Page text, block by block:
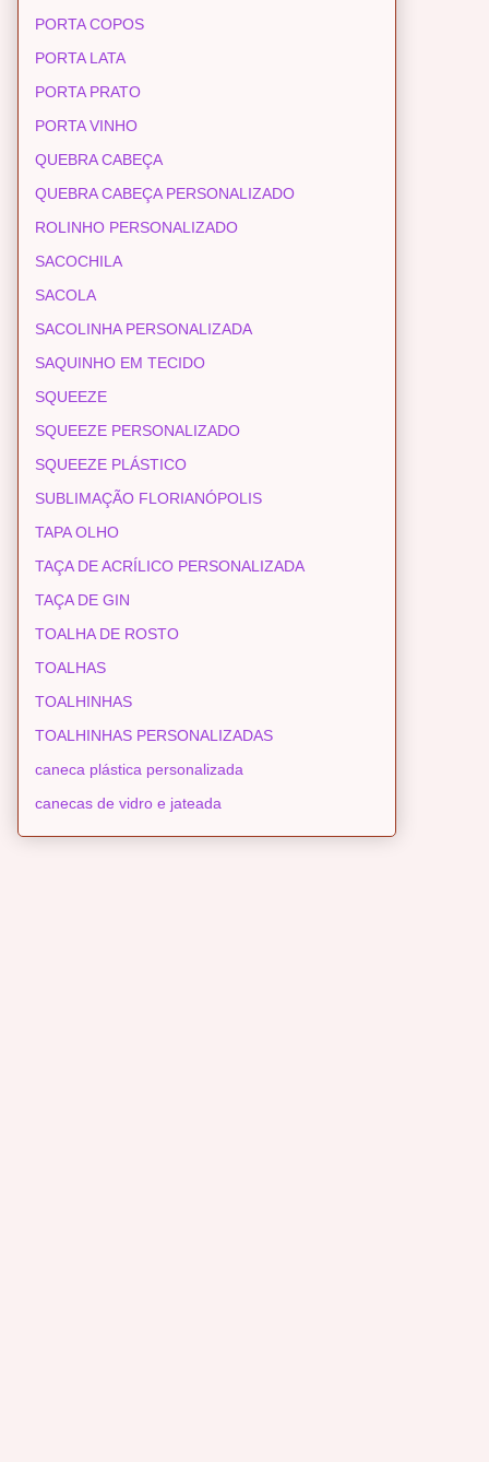
PORTA COPOS
PORTA LATA
PORTA PRATO
PORTA VINHO
QUEBRA CABEÇA
QUEBRA CABEÇA PERSONALIZADO
ROLINHO PERSONALIZADO
SACOCHILA
SACOLA
SACOLINHA PERSONALIZADA
SAQUINHO EM TECIDO
SQUEEZE
SQUEEZE PERSONALIZADO
SQUEEZE PLÁSTICO
SUBLIMAÇÃO FLORIANÓPOLIS
TAPA OLHO
TAÇA DE ACRÍLICO PERSONALIZADA
TAÇA DE GIN
TOALHA DE ROSTO
TOALHAS
TOALHINHAS
TOALHINHAS PERSONALIZADAS
caneca plástica personalizada
canecas de vidro e jateada